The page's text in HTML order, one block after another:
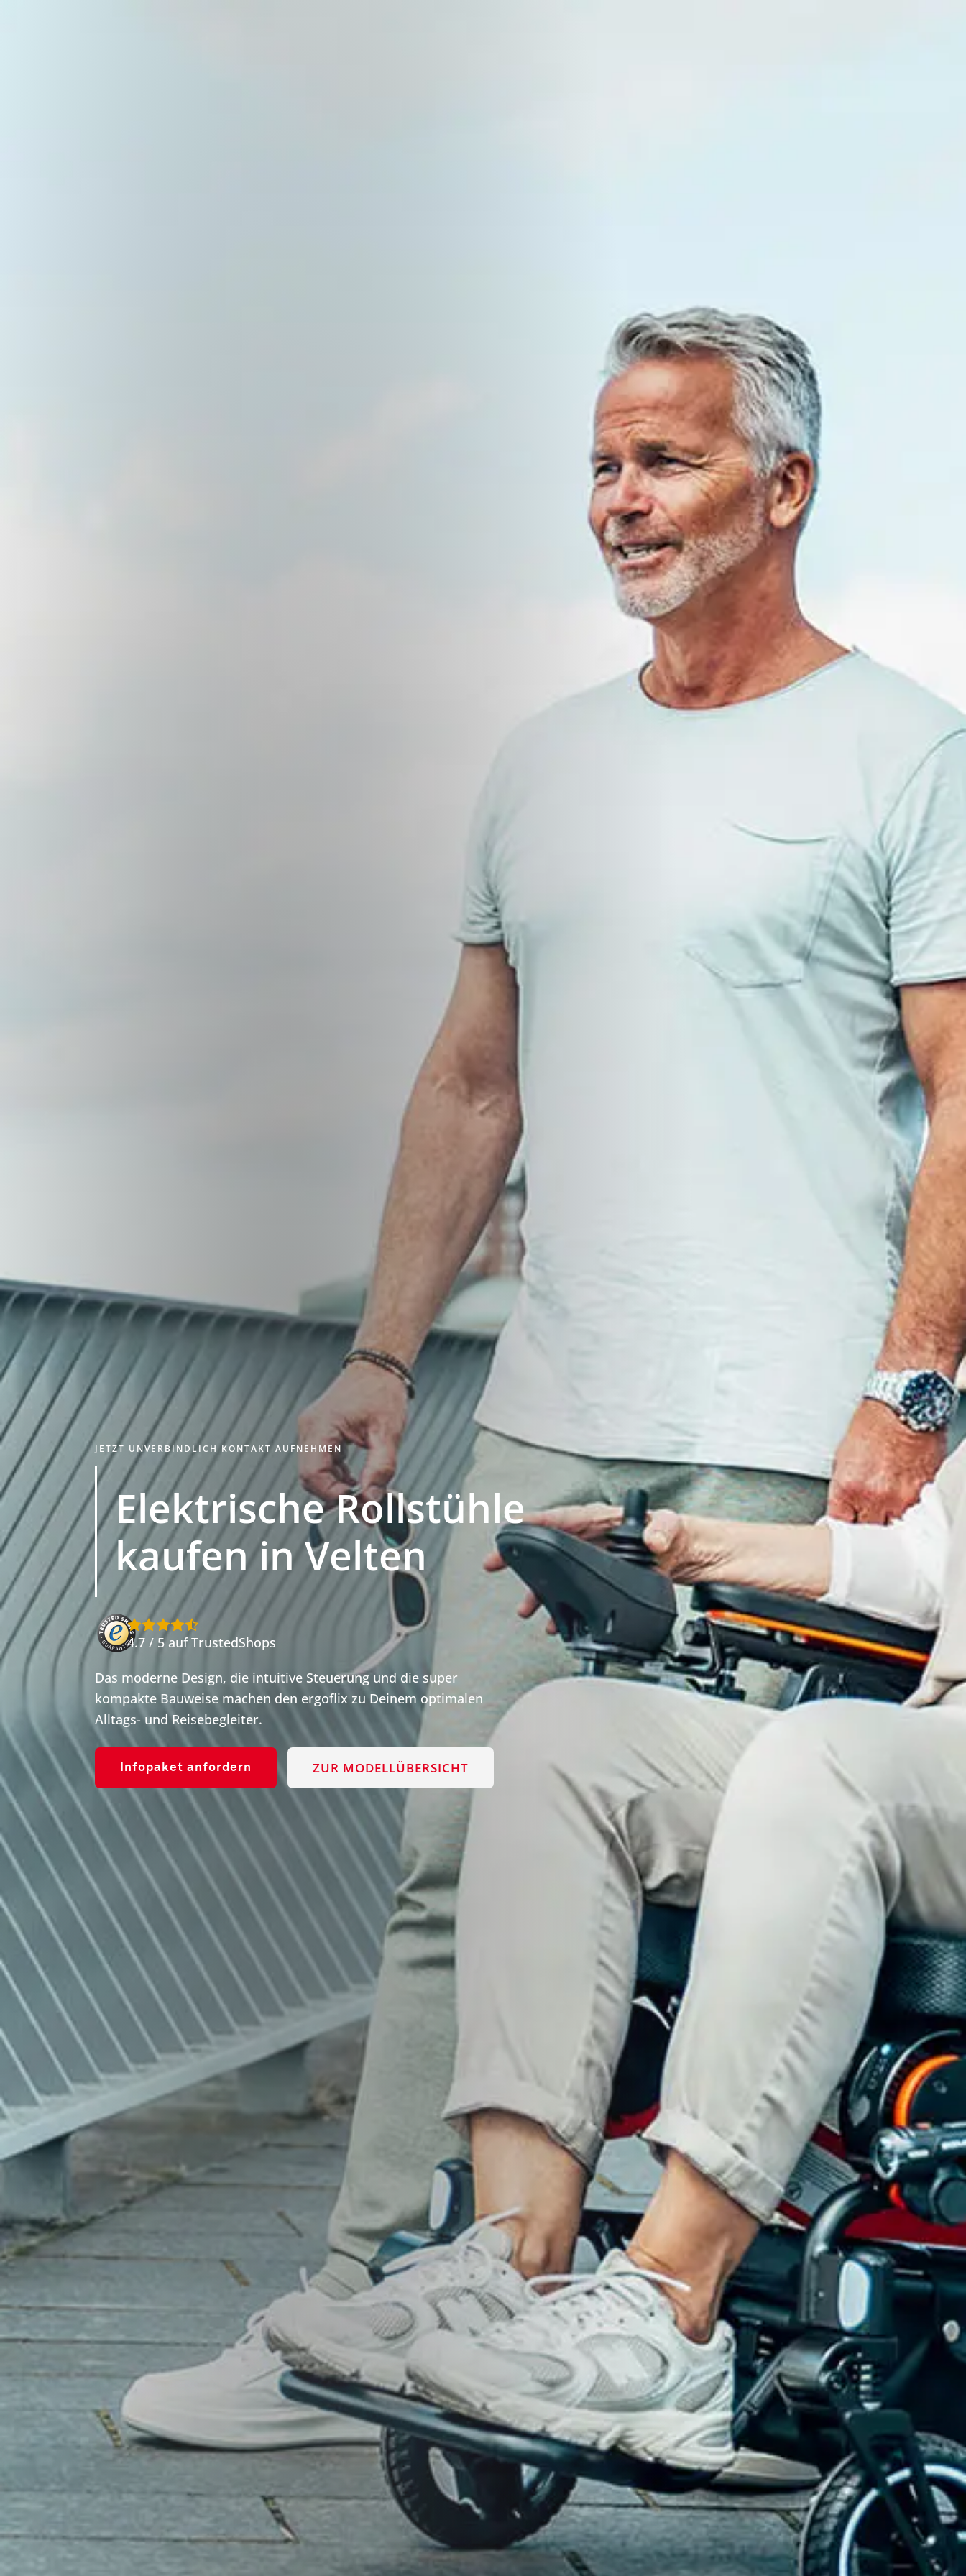
JETZT UNVERBINDLICH KONTAKT AUFNEHMEN
Elektrische Rollstühle
kaufen inVelten
4.7 / 5 auf TrustedShops
Das moderne Design, die intuitive Steuerung und die super
kompakte Bauweise machen den ergoflix zu Deinem optimalen
Alltags- und Reisebegleiter.
Infopaket anfordern ZUR MODELLÜBERSICHT